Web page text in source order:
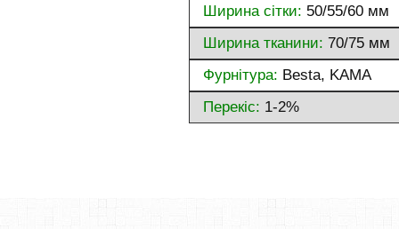
Ширина сітки: 50/55/60 мм
Ширина тканини: 70/75 мм
Фурнітура: Besta, KAMA
Перекіс: 1-2%